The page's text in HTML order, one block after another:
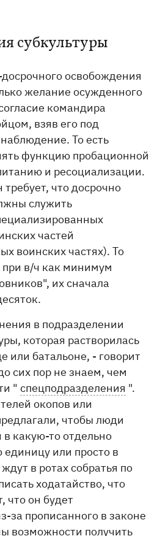
субкультуры
освобождения
желание осужденного
командира
взяв его под
То есть
функцию пробационной
и ресоциализации.
что досрочно
служить
частей
воинских частях). То
при в/ч как минимум
их сначала
в подразделении
которая растворилась
или батальоне, - говорит
сих пор не знаем, чем
"спецподразделения ".
окопов или
чтобы люди
какую-то отдельно
или просто в
в ротах собратья по
ходатайство, что
что он будет
прописанного в законе
возможности получить